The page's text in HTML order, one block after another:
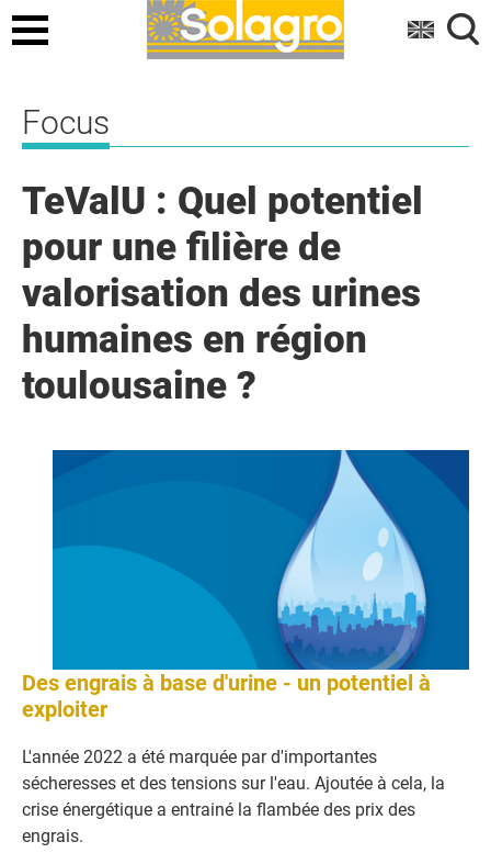
Menu
Focus
TeValU : Quel potentiel
pour une filière de
valorisation des urines
humaines en région
toulousaine ?
Des engrais à base d'urine - un potentiel à
exploiter
L'année 2022 a été marquée par d'importantes
sécheresses et des tensions sur l'eau. Ajoutée à cela, la
crise énergétique a entrainé la flambée des prix des
engrais.